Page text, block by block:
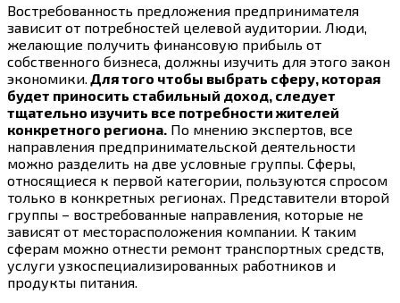
Востребованность предложения предпринимателя
зависит от потребностей целевой аудитории. Люди,
желающие получить финансовую прибыль от
собственного бизнеса, должны изучить для этого закон
экономики. Для того чтобы выбрать сферу, которая
будет приносить стабильный доход, следует
тщательно изучить все потребности жителей
конкретного региона. По мнению экспертов, все
направления предпринимательской деятельности
можно разделить на две условные группы. Сферы,
относящиеся к первой категории, пользуются спросом
только в конкретных регионах. Представители второй
группы – востребованные направления, которые не
зависят от месторасположения компании. К таким
сферам можно отнести ремонт транспортных средств,
услуги узкоспециализированных работников и
продукты питания.